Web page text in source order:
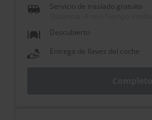
Servicio de traslado gratuito
Descubierto
Entrega de llaves del coche